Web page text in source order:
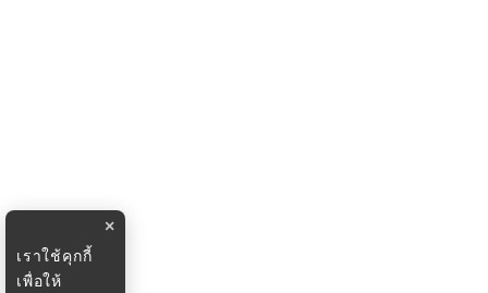
×
เราใช้คุกกี้
เพื่อให้